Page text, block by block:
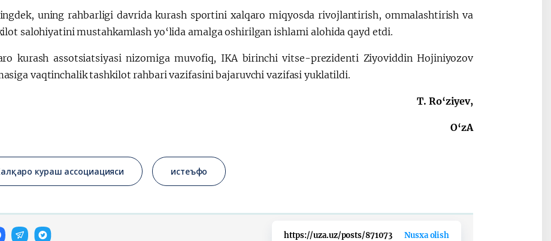
uning rahbarligi davrida kurash sportini xalqaro miqyosda rivojlantirish, ommalashtirish va
salohiyatini mustahkamlash yo‘lida amalga oshirilgan ishlarni alohida qayd etdi.
kurash assotsiatsiyasi nizomiga muvofiq, IKA birinchi vitse-prezidenti Ziyoviddin Hojiniyozov
vaqtinchalik tashkilot rahbari vazifasini bajaruvchi vazifasi yuklatildi.
T. Ro‘ziyev,
O‘zA
кураш ассоциацияси истеъфо
https://uza.uz/posts/871073 Nusxa olish